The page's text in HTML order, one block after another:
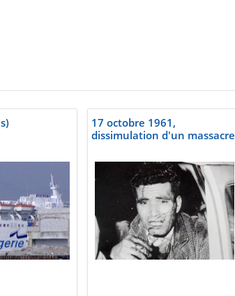
17 octobre 1961,
dissimulation d'un massacre